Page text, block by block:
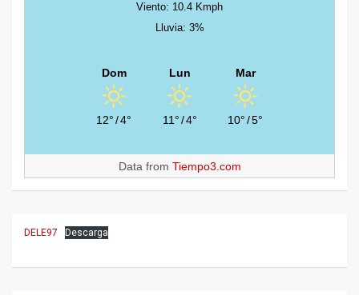
Viento: 10.4 Kmph
Lluvia: 3%
Dom
12°/4°
Lun
11°/4°
Mar
10°/5°
Data from Tiempo3.com
DELE97 Descarga